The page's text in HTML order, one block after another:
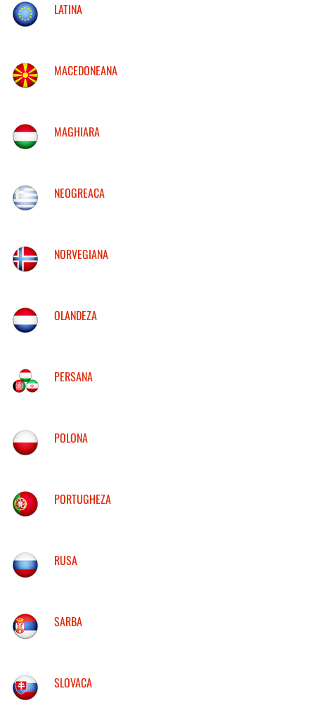
LATINA
MACEDONEANA
MAGHIARA
NEOGREACA
NORVEGIANA
OLANDEZA
PERSANA
POLONA
PORTUGHEZA
RUSA
SARBA
SLOVACA